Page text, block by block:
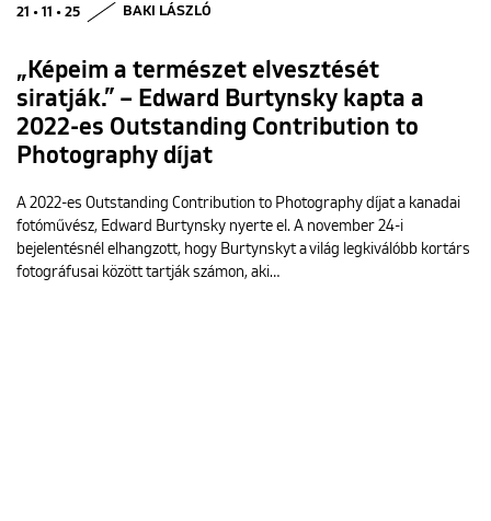
21 • 11 • 25 BAKI LÁSZLÓ
„Képeim a természet elvesztését
siratják.” – Edward Burtynsky kapta a
2022-es Outstanding Contribution to
Photography díjat
A 2022-es Outstanding Contribution to Photography díjat a kanadai
fotóművész, Edward Burtynsky nyerte el. A november 24-i
bejelentésnél elhangzott, hogy Burtynskyt a világ legkiválóbb kortárs
fotográfusai között tartják számon, aki…